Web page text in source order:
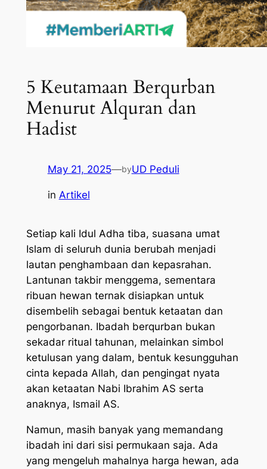
5 Keutamaan Berqurban
Menurut Alquran dan
Hadist
May 21, 2025—byUD Peduli
in Artikel
Setiap kali Idul Adha tiba, suasana umat
Islam di seluruh dunia berubah menjadi
lautan penghambaan dan kepasrahan.
Lantunan takbir menggema, sementara
ribuan hewan ternak disiapkan untuk
disembelih sebagai bentuk ketaatan dan
pengorbanan. Ibadah berqurban bukan
sekadar ritual tahunan, melainkan simbol
ketulusan yang dalam, bentuk kesungguhan
cinta kepada Allah, dan pengingat nyata
akan ketaatan Nabi Ibrahim AS serta
anaknya, Ismail AS.
Namun, masih banyak yang memandang
ibadah ini dari sisi permukaan saja. Ada
yang mengeluh mahalnya harga hewan, ada